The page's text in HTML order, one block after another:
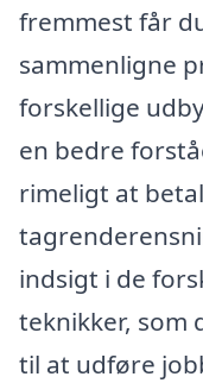
fremmest får
sammenligne
forskellige
en bedre
rimeligt at
indsigt i de
teknikker, som
til at udføre